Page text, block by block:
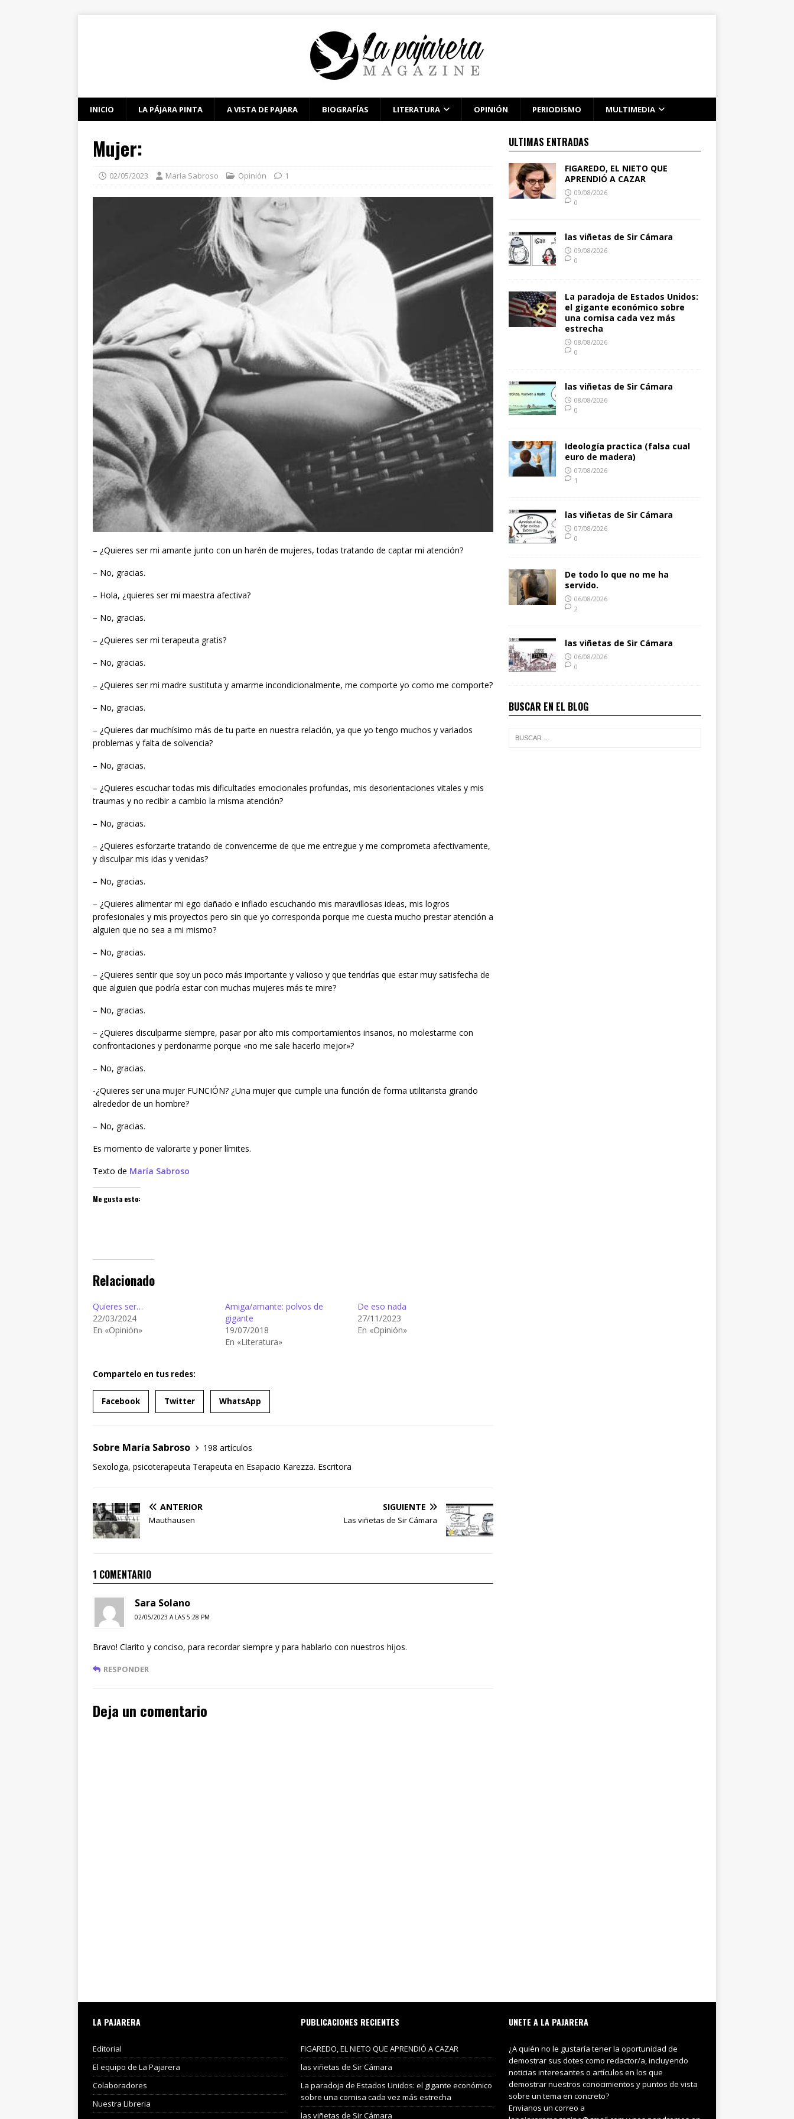
INICIO LA PÁJARA PINTA A VISTA DE PAJARA BIOGRAFÍAS LITERATURA OPINIÓN PERIODISMO MULTIMEDIA
Mujer:
02/05/2023 María Sabroso Opinión 1
– ¿Quieres ser mi amante junto con un harén de mujeres, todas tratando de captar mi atención?
– No, gracias.
– Hola, ¿quieres ser mi maestra afectiva?
– No, gracias.
– ¿Quieres ser mi terapeuta gratis?
– No, gracias.
– ¿Quieres ser mi madre sustituta y amarme incondicionalmente, me comporte yo como me comporte?
– No, gracias.
– ¿Quieres dar muchísimo más de tu parte en nuestra relación, ya que yo tengo muchos y variados
problemas y falta de solvencia?
– No, gracias.
– ¿Quieres escuchar todas mis dificultades emocionales profundas, mis desorientaciones vitales y mis
traumas y no recibir a cambio la misma atención?
– No, gracias.
– ¿Quieres esforzarte tratando de convencerme de que me entregue y me comprometa afectivamente,
y disculpar mis idas y venidas?
– No, gracias.
– ¿Quieres alimentar mi ego dañado e inflado escuchando mis maravillosas ideas, mis logros
profesionales y mis proyectos pero sin que yo corresponda porque me cuesta mucho prestar atención a
alguien que no sea a mi mismo?
– No, gracias.
– ¿Quieres sentir que soy un poco más importante y valioso y que tendrías que estar muy satisfecha de
que alguien que podría estar con muchas mujeres más te mire?
– No, gracias.
– ¿Quieres disculparme siempre, pasar por alto mis comportamientos insanos, no molestarme con
confrontaciones y perdonarme porque «no me sale hacerlo mejor»?
– No, gracias.
-¿Quieres ser una mujer FUNCIÓN? ¿Una mujer que cumple una función de forma utilitarista girando
alrededor de un hombre?
– No, gracias.
Es momento de valorarte y poner límites.
Texto de María Sabroso
Me gusta esto:
Relacionado
Quieres ser…
22/03/2024
En «Opinión»
Amiga/amante: polvos de
gigante
19/07/2018
En «Literatura»
De eso nada
27/11/2023
En «Opinión»
Compartelo en tus redes:
Facebook Twitter WhatsApp
Sobre María Sabroso
198 artículos
Sexologa, psicoterapeuta Terapeuta en Esapacio Karezza. Escritora
ANTERIOR
Mauthausen
SIGUIENTE
Las viñetas de Sir Cámara
1 COMENTARIO
Sara Solano
02/05/2023 A LAS 5:28 PM
Bravo! Clarito y conciso, para recordar siempre y para hablarlo con nuestros hijos.
RESPONDER
Deja un comentario
ULTIMAS ENTRADAS
FIGAREDO, EL NIETO QUE
APRENDIÓ A CAZAR
09/08/2026
0
las viñetas de Sir Cámara
09/08/2026
0
La paradoja de Estados Unidos:
el gigante económico sobre
una cornisa cada vez más
estrecha
08/08/2026
0
las viñetas de Sir Cámara
08/08/2026
0
Ideología practica (falsa cual
euro de madera)
07/08/2026
1
las viñetas de Sir Cámara
07/08/2026
0
De todo lo que no me ha
servido.
06/08/2026
2
las viñetas de Sir Cámara
06/08/2026
0
BUSCAR EN EL BLOG
LA PAJARERA
Editorial
El equipo de La Pajarera
Colaboradores
Nuestra Libreria
PUBLICACIONES RECIENTES
FIGAREDO, EL NIETO QUE APRENDIÓ A CAZAR
las viñetas de Sir Cámara
La paradoja de Estados Unidos: el gigante económico
sobre una cornisa cada vez más estrecha
las viñetas de Sir Cámara
UNETE A LA PAJARERA
¿A quién no le gustaría tener la oportunidad de
demostrar sus dotes como redactor/a, incluyendo
noticias interesantes o artículos en los que
demostrar nuestros conocimientos y puntos de vista
sobre un tema en concreto?
Envianos un correo a